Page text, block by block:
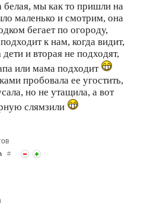
белая, мы как то пришли на
маленько и смотрим, она
бегает по огороду,
к нам, когда видит,
и вторая не подходят,
или мама подходит
пробовала ее угостить,
но не утащила, а вот
слямзили
#